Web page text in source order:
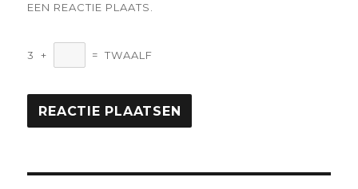
EEN REACTIE PLAATS.
3 + = TWAALF